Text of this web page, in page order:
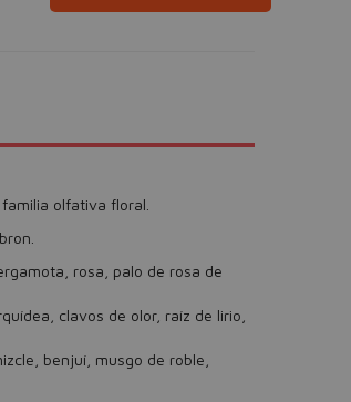
olfativa floral.
rosa, palo de rosa de
clavos de olor, raíz de lirio,
benjuí, musgo de roble,